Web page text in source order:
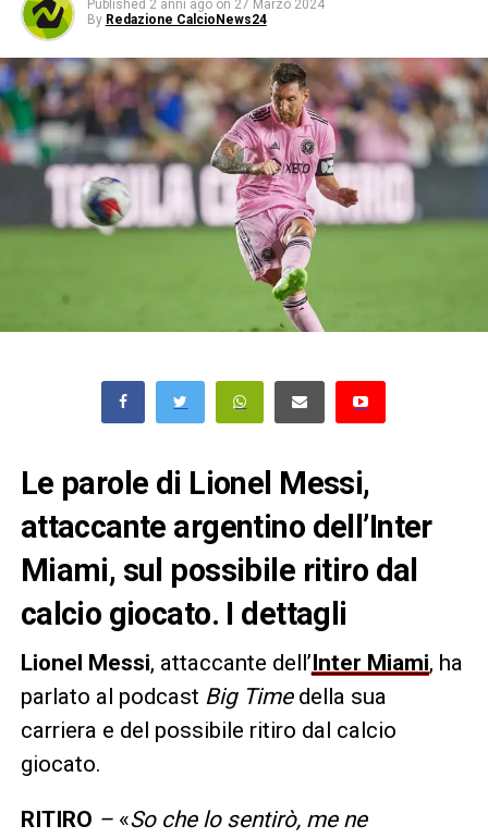
Published 2 anni ago on 27 Marzo 2024
By Redazione CalcioNews24
Le parole di Lionel Messi,
attaccante argentino dell’Inter
Miami, sul possibile ritiro dal
calcio giocato. I dettagli
Lionel Messi, attaccante dell’Inter Miami, ha
parlato al podcast Big Time della sua
carriera e del possibile ritiro dal calcio
giocato.
RITIRO – «So che lo sentirò, me ne